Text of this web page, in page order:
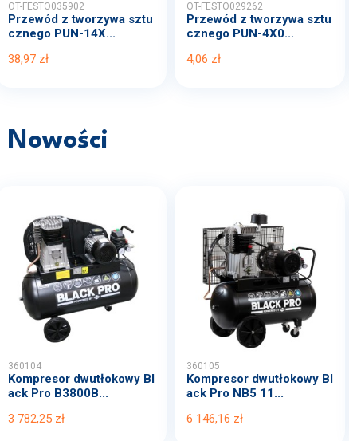
OT-FESTO035902
Przewód z tworzywa sztu
cznego PUN-14X...
38,97 zł
OT-FESTO029262
Przewód z tworzywa sztu
cznego PUN-4X0...
4,06 zł
Nowości
360104
Kompresor dwutłokowy Bl
ack Pro B3800B...
3 782,25 zł
360105
Kompresor dwutłokowy Bl
ack Pro NB5 11...
6 146,16 zł